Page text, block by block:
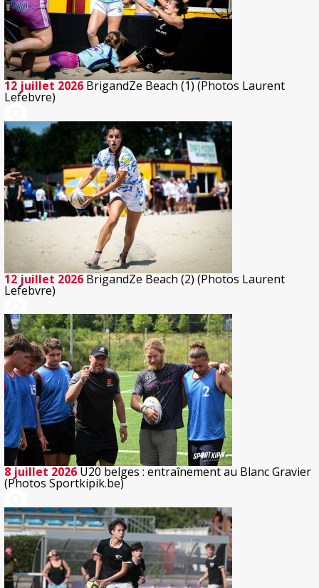
12 juillet 2026 BrigandZe Beach (1) (Photos Laurent
Lefebvre)
12 juillet 2026 BrigandZe Beach (2) (Photos Laurent
Lefebvre)
8 juillet 2026 U20 belges : entraînement au Blanc Gravier
(Photos Sportkipik.be)